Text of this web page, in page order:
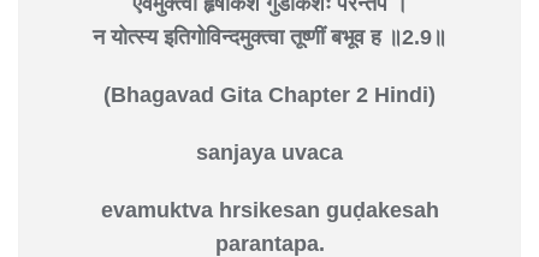
न योत्स्य इतिगोविन्दमुक्त्वा तूष्णीं बभूव ह ॥2.9॥
(Bhagavad Gita Chapter 2 Hindi)
sanjaya uvaca
evamuktva hrsikesan guḍakesah
parantapa.